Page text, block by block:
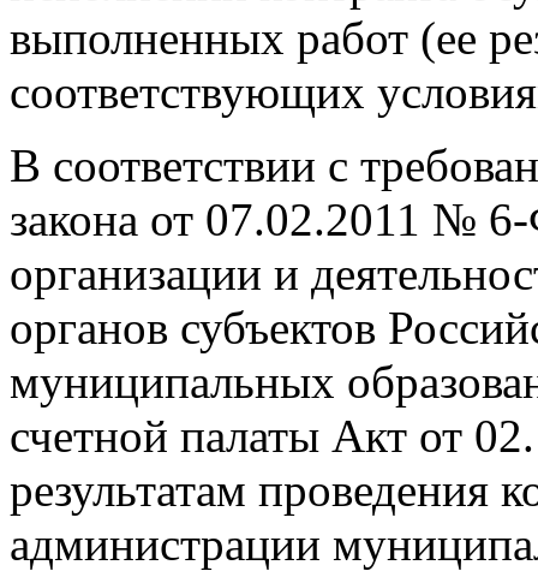
выполненных работ (ее
соответствующих
В соответствии с
закона от 07.02.2011 №
организации и
органов субъектов
муниципальных
счетной палаты Акт от
результатам проведения
администрации